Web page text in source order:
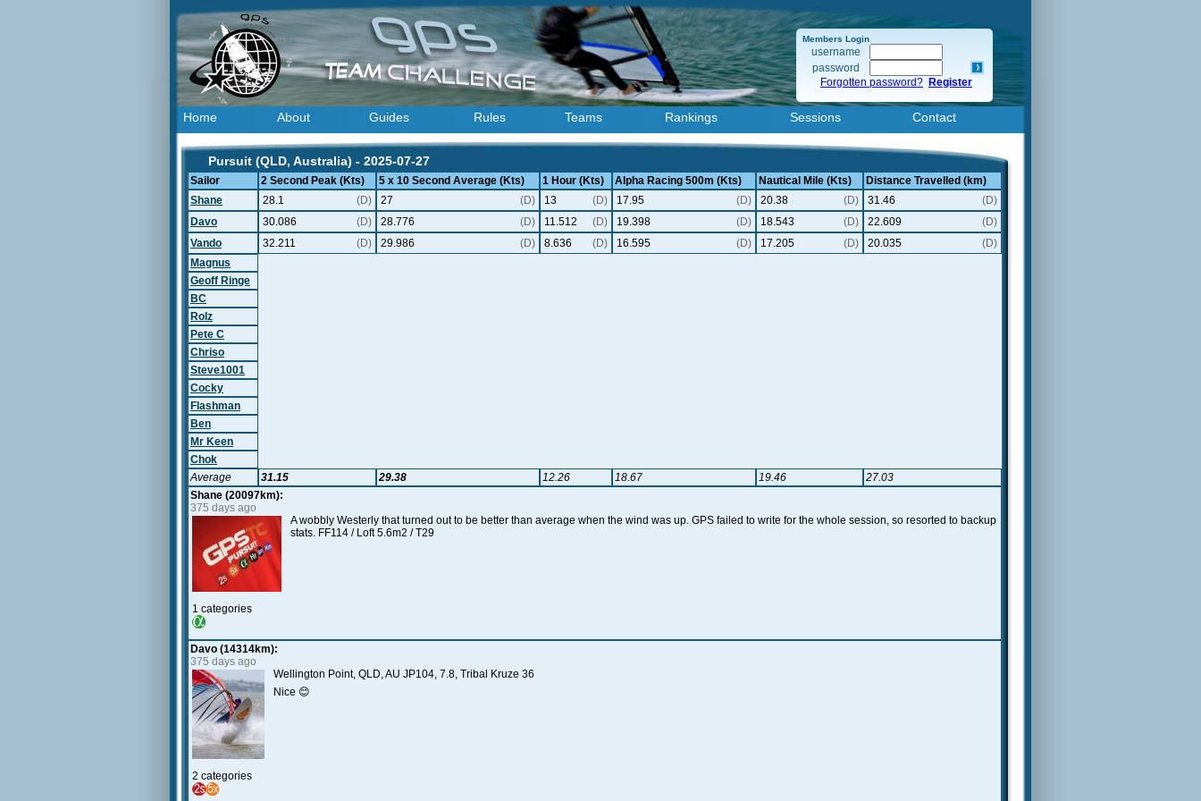
Members Login
username
password
Forgotten password? Register
Home About Guides Rules Teams Rankings Sessions Contact
Pursuit (QLD, Australia) - 2025-07-27
Sailor 2 Second Peak (Kts) 5 x 10 Second Average (Kts) 1 Hour (Kts) Alpha Racing 500m (Kts) Nautical Mile (Kts)
Distance Travelled (km)
Shane
28.1 (D) 27 (D) 13 (D) 17.95 (D) 20.38 (D) 31.46
(D)
Davo
30.086 (D) 28.776 (D) 11.512 (D) 19.398 (D) 18.543 (D) 22.609
(D)
Vando
32.211 (D) 29.986 (D) 8.636 (D) 16.595 (D) 17.205 (D) 20.035
(D)
Magnus
Geoff Ringe
BC
Rolz
Pete C
Chriso
Steve1001
Cocky
Flashman
Ben
Mr Keen
Chok
Average
31.15 29.38 12.26 18.67 19.46
27.03
Shane (20097km):
375 days ago
1 categories
A wobbly Westerly that turned out to be better than average when the wind was up. GPS failed to write for the whole session, so resorted to backup
stats. FF114 / Loft 5.6m2 / T29
Davo (14314km):
375 days ago
2 categories
Wellington Point, QLD, AU JP104, 7.8, Tribal Kruze 36
Nice 😊